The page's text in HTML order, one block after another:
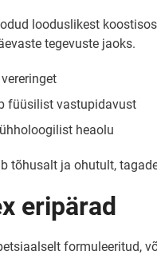
looduslikest
tegevuste jaoks.
füüsilist vastupidavust
heaolu
tõhusalt ja ohutult,
eripärad
formuleeritud,